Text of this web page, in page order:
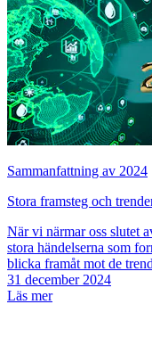
Sammanfattning av 2024
Stora framsteg och
När vi närmar oss slutet
stora händelserna som
blicka framåt mot de
31 december 2024
Läs mer